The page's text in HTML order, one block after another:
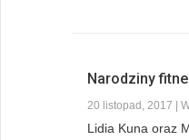
Narodziny
20 listopad, 2017 |
Lidia Kuna oraz